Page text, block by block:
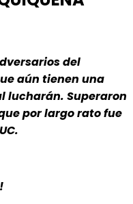
del
aún tienen una
lucharán. Superaron
por largo rato fue